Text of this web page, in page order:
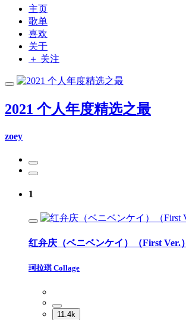
主页
歌单
喜欢
关于
＋ 关注
2021 个人年度精选之最
zoey
1
红弁庆（ベニベンケイ）（First Ver.）
珂拉琪 Collage
11.4k